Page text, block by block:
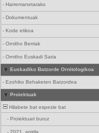
- Harremanetarako
- Dokumentuak
- Kode etikoa
- Ornitho Berriak
- Ornitho Euskadi Saria
Euskadiko Batzorde Ornitologikoa
- Ezohiko Behaketen Batzordea
Proiektuak
Hilabete bat espezie bat
- Proiektuari buruz
- 2021, apirila